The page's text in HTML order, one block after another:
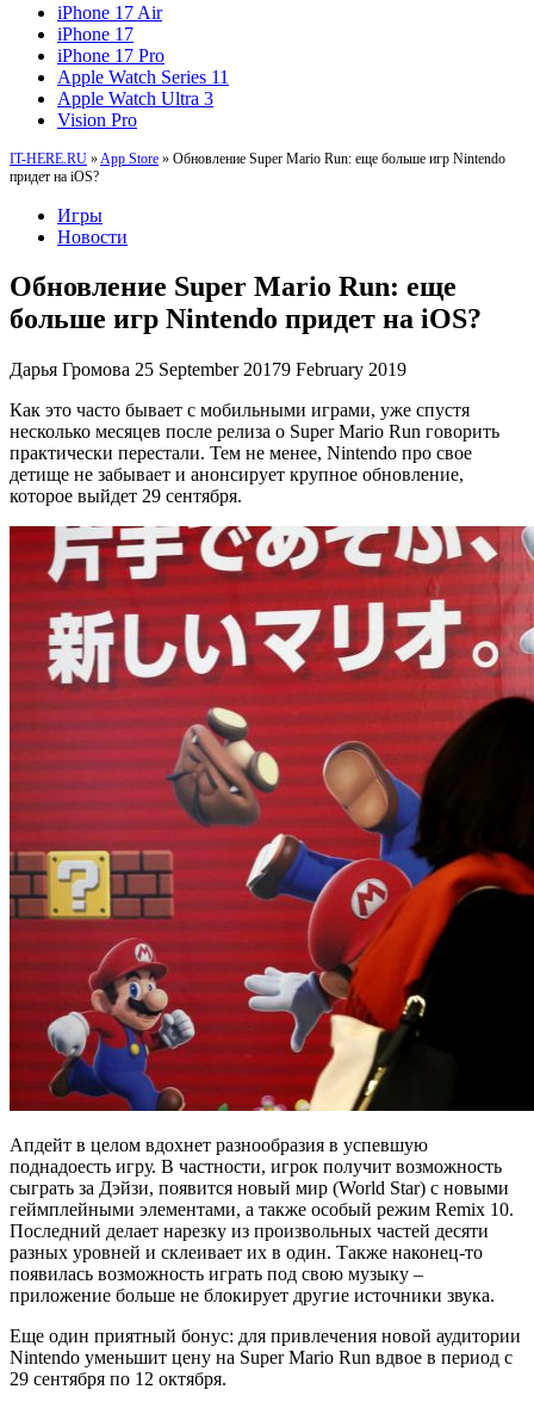
iPhone 17 Air
iPhone 17
iPhone 17 Pro
Apple Watch Series 11
Apple Watch Ultra 3
Vision Pro
IT-HERE.RU » App Store » Обновление Super Mario Run: еще больше игр Nintendo
придет на iOS?
Игры
Новости
Обновление Super Mario Run: еще
больше игр Nintendo придет на iOS?
Дарья Громова 25 September 20179 February 2019
Как это часто бывает с мобильными играми, уже спустя
несколько месяцев после релиза о Super Mario Run говорить
практически перестали. Тем не менее, Nintendo про свое
детище не забывает и анонсирует крупное обновление,
которое выйдет 29 сентября.
Апдейт в целом вдохнет разнообразия в успевшую
поднадоесть игру. В частности, игрок получит возможность
сыграть за Дэйзи, появится новый мир (World Star) с новыми
геймплейными элементами, а также особый режим Remix 10.
Последний делает нарезку из произвольных частей десяти
разных уровней и склеивает их в один. Также наконец-то
появилась возможность играть под свою музыку –
приложение больше не блокирует другие источники звука.
Еще один приятный бонус: для привлечения новой аудитории
Nintendo уменьшит цену на Super Mario Run вдвое в период с
29 сентября по 12 октября.